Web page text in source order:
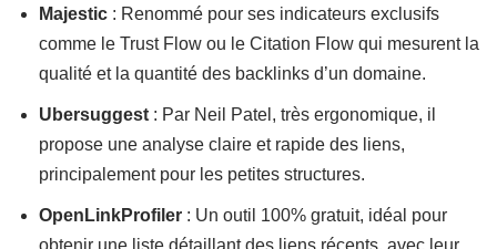
Majestic : Renommé pour ses indicateurs exclusifs
comme le Trust Flow ou le Citation Flow qui mesurent la
qualité et la quantité des backlinks d’un domaine.
Ubersuggest : Par Neil Patel, très ergonomique, il
propose une analyse claire et rapide des liens,
principalement pour les petites structures.
OpenLinkProfiler : Un outil 100% gratuit, idéal pour
obtenir une liste détaillant des liens récents, avec leur